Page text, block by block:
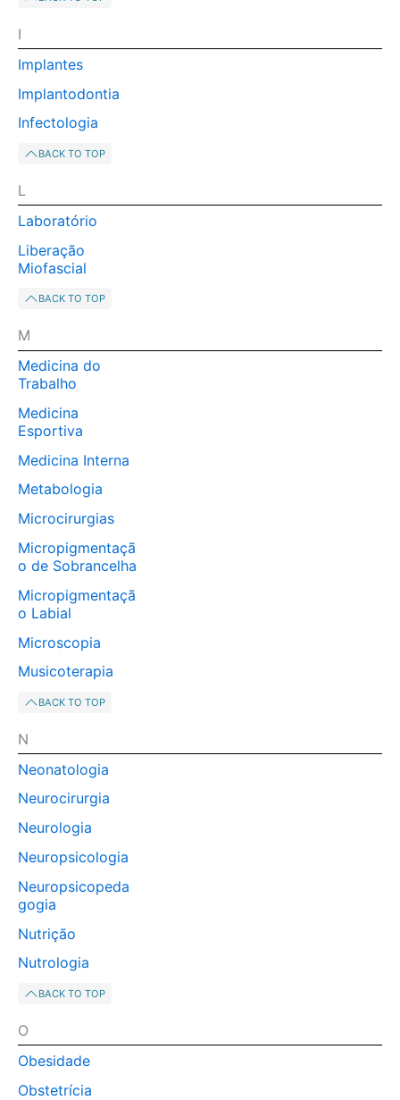
I
Implantes
Implantodontia
Infectologia
BACK TO TOP
L
Laboratório
Liberação
Miofascial
BACK TO TOP
M
Medicina do
Trabalho
Medicina
Esportiva
Medicina Interna
Metabologia
Microcirurgias
Micropigmentaçã
o de Sobrancelha
Micropigmentaçã
o Labial
Microscopia
Musicoterapia
BACK TO TOP
N
Neonatologia
Neurocirurgia
Neurologia
Neuropsicologia
Neuropsicopeda
gogia
Nutrição
Nutrologia
BACK TO TOP
O
Obesidade
Obstetrícia